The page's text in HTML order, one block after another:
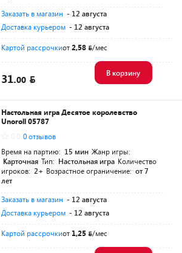
Заказать в магазин - 12 августа
Доставка курьером - 12 августа
Картой рассрочкиот2,58 /мес
31.00
В корзину
Настольная игра Десятое королевство
Unoroll 05787
0 отзывов
Время на партию: 15 мин Жанр игры:
Карточная Тип: Настольная игра Количество
игроков: 2+ Возрастное ограничение: от 7
лет
Заказать в магазин - 12 августа
Доставка курьером - 12 августа
Картой рассрочкиот 1,25 /мес